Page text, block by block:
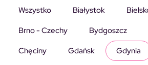
Wszystko Białystok
Brno - Czechy
Bydgoszcz
Chęciny
Gdańsk Gdynia